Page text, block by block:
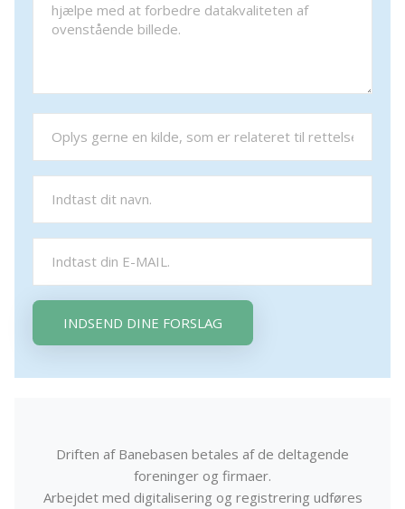
INDSEND DINE FORSLAG
Driften af Banebasen betales af de deltagende
foreninger og firmaer.
Arbejdet med digitalisering og registrering udføres